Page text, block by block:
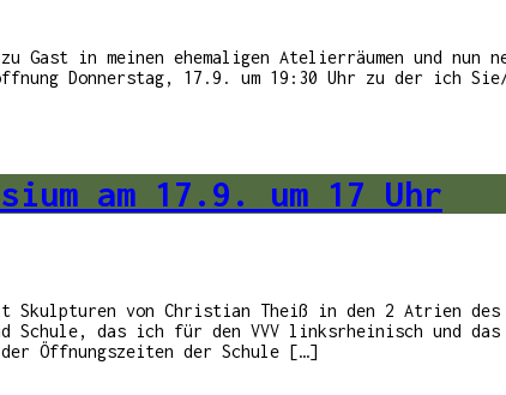
Gast in meinen ehemaligen Atelierräumen und
Donnerstag, 17.9. um 19:30 Uhr zu der ich
am 17.9. um 17 Uhr
Skulpturen von Christian Theiß in den 2 Atrien
Schule, das ich für den VVV linksrheinisch und
Öffnungszeiten der Schule […]